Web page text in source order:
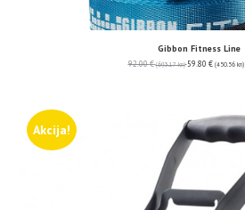
Gibbon Fitness Line
92.00€ (693.17 kn) 59.80 € (450.56 kn)
Akcija!